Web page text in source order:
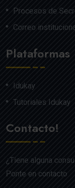
Procesos de
Correo
Plataformas
Idukay
Tutoriales Idukay
Contacto!
¿Tiene alguna
Ponte en contacto